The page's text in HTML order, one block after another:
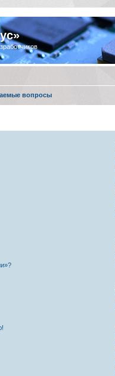
вопросы